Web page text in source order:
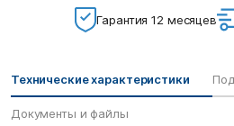
Гарантия 12 месяцев
Технические характеристики
Документы и файлы